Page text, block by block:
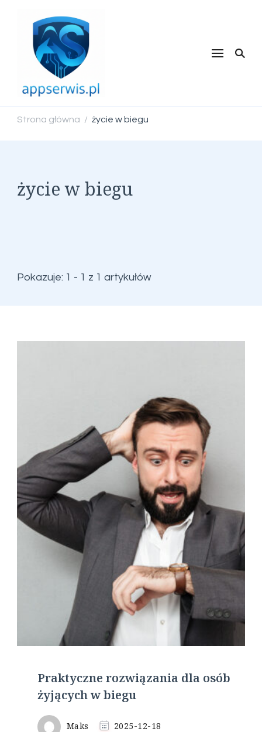
Strona główna / życie w biegu
życie w biegu
Pokazuje: 1 - 1 z 1 artykułów
Praktyczne rozwiązania dla osób
żyjących w biegu
Maks 2025-12-18